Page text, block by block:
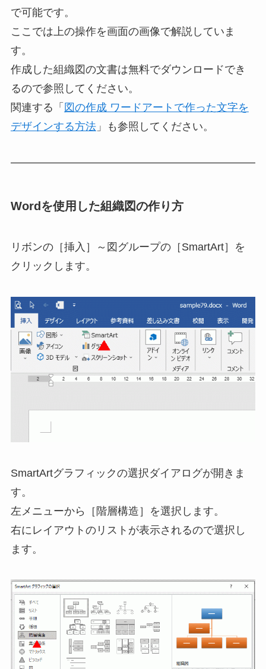
で可能です。
ここでは上の操作を画面の画像で解説していま
す。
作成した組織図の文書は無料でダウンロードでき
るので参照してください。
関連する「 図の作成 ワードアートで作った文字を
デザインする方法」も参照してください。
Wordを使用した組織図の作り方
リボンの［挿入］～図グループの［SmartArt］を
クリックします。
SmartArtグラフィックの選択ダイアログが開きま
す。
左メニューから［階層構造］を選択します。
右にレイアウトのリストが表示されるので選択し
ます。